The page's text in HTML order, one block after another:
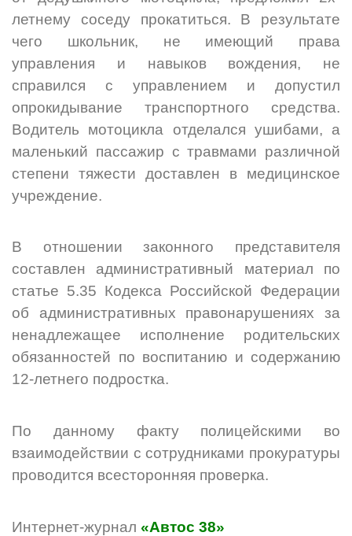
летнему соседу прокатиться. В результате
чего школьник, не имеющий права
управления и навыков вождения, не
справился с управлением и допустил
опрокидывание транспортного средства.
Водитель мотоцикла отделался ушибами, а
маленький пассажир с травмами различной
степени тяжести доставлен в медицинское
учреждение.
В отношении законного представителя
составлен административный материал по
статье 5.35 Кодекса Российской Федерации
об административных правонарушениях за
ненадлежащее исполнение родительских
обязанностей по воспитанию и содержанию
12-летнего подростка.
По данному факту полицейскими во
взаимодействии с сотрудниками прокуратуры
проводится всесторонняя проверка.
Интернет-журнал «Автос 38»